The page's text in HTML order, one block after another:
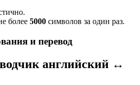
более 5000 символов за один раз.
и перевод
английский ↔